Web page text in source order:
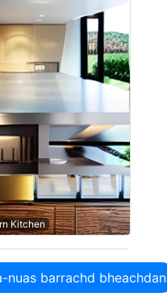
Kitchen
nuas barrachd bheachdan